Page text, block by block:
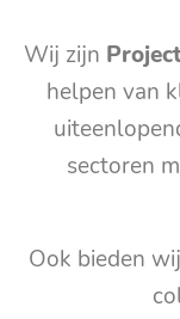
Wij zijn
helpen van
sectoren
Ook bieden